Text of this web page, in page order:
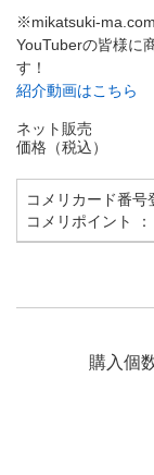
※mikatsuki-
YouTuberの皆様に
す！
紹介動画はこちら
ネット販売
価格（税込）
コメリカード番
コメリポイント ：
購入個